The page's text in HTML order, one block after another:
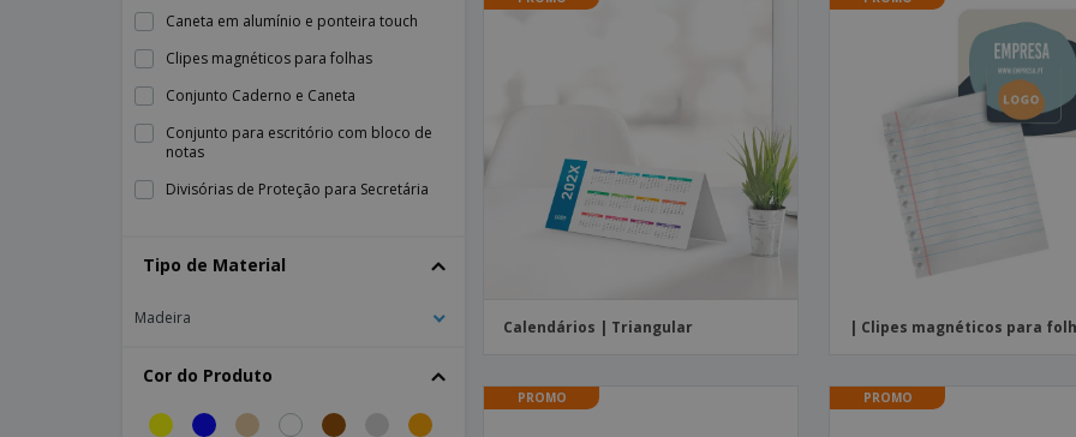
Caneta em alumínio e ponteira touch
Clipes magnéticos para folhas
Conjunto Caderno e Caneta
Conjunto para escritório com bloco de
notas
Divisórias de Proteção para Secretária
Estação de secretária
Porta-Clips
X-ato
Tipo de Material
Madeira
Cor do Produto
Calendários | Triangular | Clipes magnéticos para
PROMO PROMO